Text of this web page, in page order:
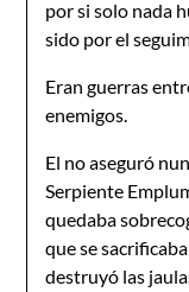
por si solo nada
sido por el
Eran guerras
enemigos.
El no aseguró
Serpiente
quedaba
que se
destruyó las